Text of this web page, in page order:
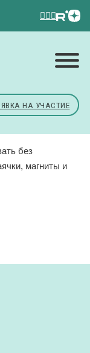
НА УЧАСТИЕ
без
магниты и